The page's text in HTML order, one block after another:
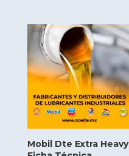
Mobil Dte Extra Heavy